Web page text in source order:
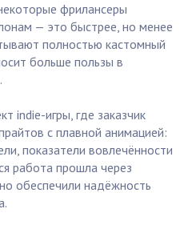
фрилансеры
— это быстрее, но менее
полностью кастомный
больше пользы в
indie-игры, где заказчик
с плавной анимацией:
показатели вовлечённости
работа прошла через
обеспечили надёжность